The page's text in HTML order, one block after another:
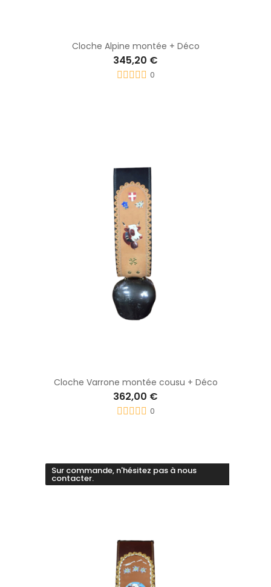
Cloche Alpine montée + Déco
345,20 €
0
Cloche Varrone montée cousu + Déco
362,00 €
0
Sur commande, n'hésitez pas à nous
contacter.